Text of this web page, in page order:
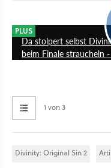
PLUS
Da stolpert selbst
beim Finale straucheln
1 von 3
Divinity: Original Sin 2